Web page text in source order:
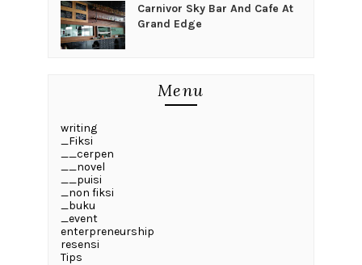
Carnivor Sky Bar And Cafe At
Grand Edge
Menu
writing
_Fiksi
__cerpen
__novel
__puisi
_non fiksi
_buku
_event
enterpreneurship
resensi
Tips